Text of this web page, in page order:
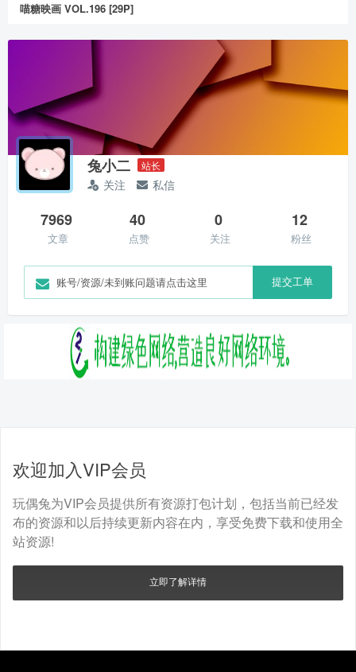
喵糖映画 VOL.196 [29P]
兔小二 站长
关注 私信
7969
文章
40
点赞
0
关注
12
粉丝
账号/资源/未到账问题请点击这里 提交工单
欢迎加入VIP会员
玩偶兔为VIP会员提供所有资源打包计划，包括当前已经发
布的资源和以后持续更新内容在内，享受免费下载和使用全
站资源!
立即了解详情